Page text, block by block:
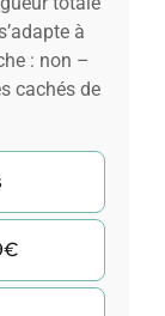
à
: non –
cachés de